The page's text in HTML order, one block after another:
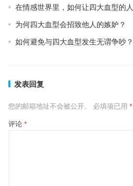
在情感世界里，如何让四大血型的
为何四大血型会招致他人的嫉妒？
如何避免与四大血型发生无谓争吵？
发表回复
您的邮箱地址不会被公开。 必填项已用 *
评论 *